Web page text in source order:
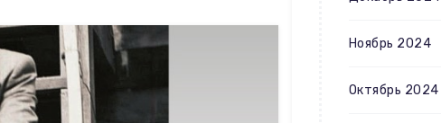
Ноябрь 2024
Октябрь 2024